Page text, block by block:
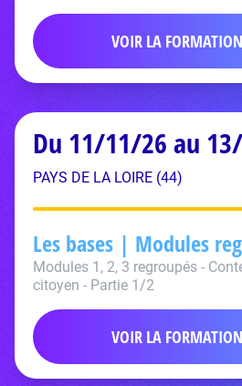
VOIR LA FORMATION
Du 11/11/26 au
PAYS DE LA LOIRE (44)
Les bases | Modules
Modules 1, 2, 3 regroupés -
citoyen - Partie 1/2
VOIR LA FORMATION